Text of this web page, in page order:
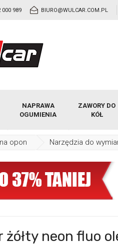
000 989 BIURO@WULCAR.COM.PL
NAPRAWA
OGUMIENIA
ZAWORY DO
KÓŁ
opon Narzędzia do
żółty neon fluo